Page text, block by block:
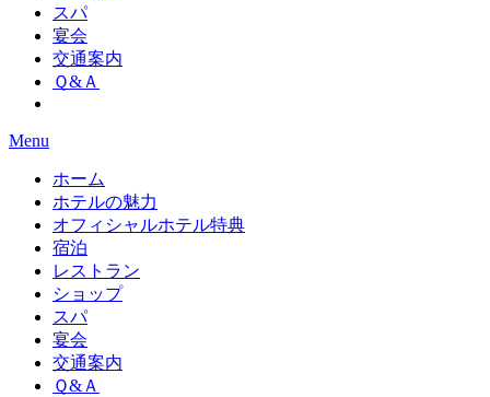
スパ
宴会
交通案内
Ｑ&Ａ
Menu
ホーム
ホテルの魅力
オフィシャルホテル特典
宿泊
レストラン
ショップ
スパ
宴会
交通案内
Ｑ&Ａ